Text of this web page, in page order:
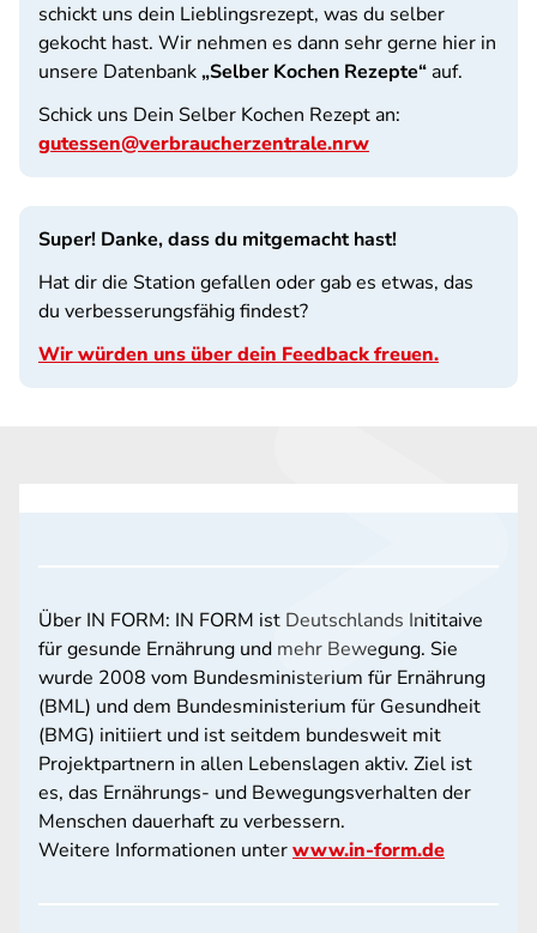
schickt uns dein Lieblingsrezept, was du selber
gekocht hast. Wir nehmen es dann sehr gerne hier in
unsere Datenbank„Selber Kochen Rezepte“auf.
Schick uns Dein Selber Kochen Rezept an:
gutessen@verbraucherzentrale.nrw
Super! Danke, dass du mitgemacht hast!
Hat dir die Station gefallen oder gab es etwas, das
du verbesserungsfähig findest?
Wir würden uns über dein Feedback freuen.
Über IN FORM: IN FORM ist Deutschlands Inititaive
für gesunde Ernährung und mehr Bewegung. Sie
wurde 2008 vom Bundesministerium für Ernährung
(BML) und dem Bundesministerium für Gesundheit
(BMG) initiiert und ist seitdem bundesweit mit
Projektpartnern in allen Lebenslagen aktiv. Ziel ist
es, das Ernährungs- und Bewegungsverhalten der
Menschen dauerhaft zu verbessern.
Weitere Informationen unterwww.in-form.de